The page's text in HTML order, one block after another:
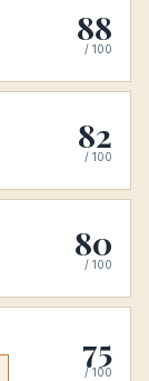
88
/ 100
82
/ 100
80
/ 100
75
/ 100